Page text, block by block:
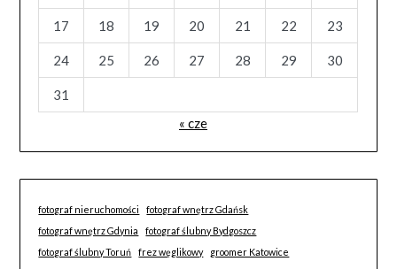
17 18 19 20 21 22 23
24 25 26 27 28 29 30
31
« cze
fotograf nieruchomości
fotograf wnętrz Gdańsk
fotograf wnętrz Gdynia
fotograf ślubny Bydgoszcz
fotograf ślubny Toruń
frez węglikowy
groomer Katowice